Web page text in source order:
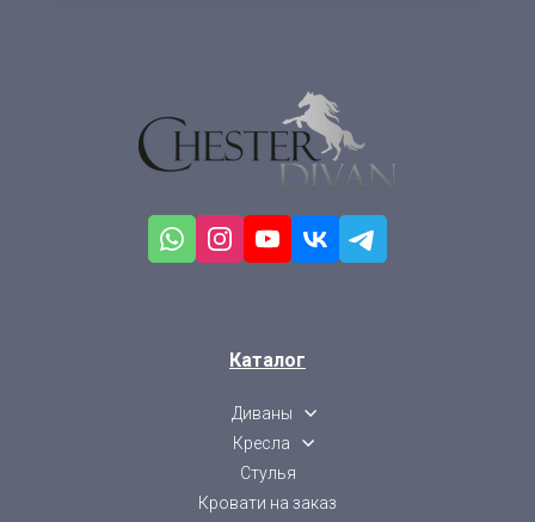
Каталог
Диваны
Кресла
Стулья
Кровати на заказ